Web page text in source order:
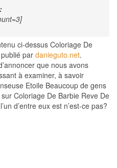
ci-dessus Coloriage De
pardanieguto.net.
que nous avons
à examiner, à savoir
Etoile Beaucoup de gens
Coloriage De Barbie Reve De
d’entre eux est n’est-ce pas?